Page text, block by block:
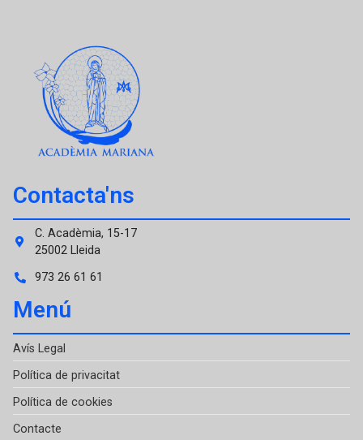
Contacta'ns
C. Acadèmia, 15-17
25002 Lleida
973 26 61 61
Menú
Avís Legal
Política de privacitat
Política de cookies
Contacte